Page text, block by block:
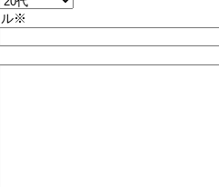
ル※